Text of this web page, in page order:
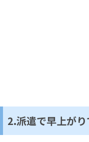
2.派遣で早上が